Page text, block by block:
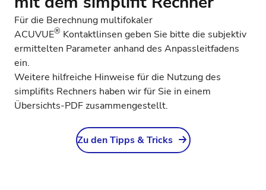
Für die Berechnung multifokaler
ACUVUE® Kontaktlinsen geben Sie bitte die subjektiv
ermittelten Parameter anhand des Anpassleitfadens
ein.
Weitere hilfreiche Hinweise für die Nutzung des
simplifits Rechners haben wir für Sie in einem
Übersichts-PDF zusammengestellt.
Zu den Tipps & Tricks